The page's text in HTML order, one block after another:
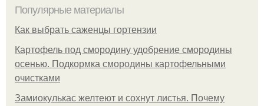
Популярные материалы
Как выбрать саженцы гортензии
Картофель под смородину удобрение смородины
осенью. Подкормка смородины картофельными
очистками
Замиокулькас желтеют и сохнут листья. Почему